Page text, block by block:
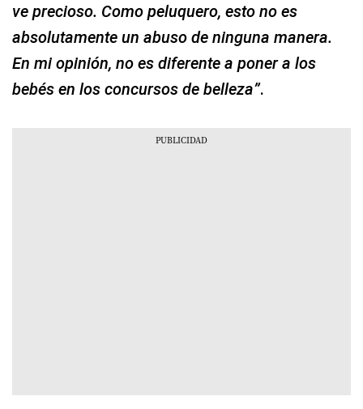
ve precioso. Como peluquero, esto no es
absolutamente un abuso de ninguna manera.
En mi opinión, no es diferente a poner a los
bebés en los concursos de belleza”.